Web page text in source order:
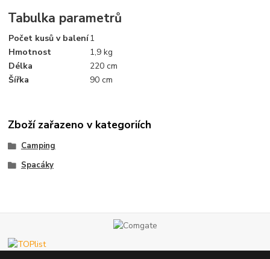
Tabulka parametrů
Počet kusů v balení1
Hmotnost
1,9 kg
Délka
220 cm
Šířka
90 cm
Zboží zařazeno v kategoriích
Camping
Spacáky